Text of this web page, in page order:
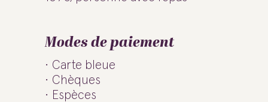
Modes de paiement
Carte bleue
Chèques
Espèces